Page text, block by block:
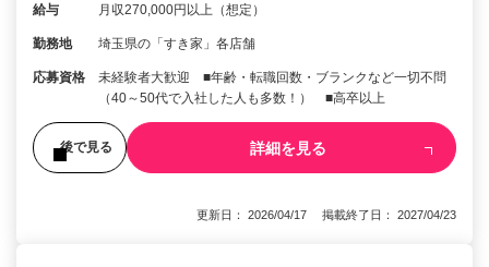
給与 月収270,000円以上（想定）
勤務地 埼玉県の「すき家」各店舗
応募資格
未経験者大歓迎 ■年齢・転職回数・ブランクなど一切不問
（40～50代で入社した人も多数！） ■高卒以上
後で見る 詳細を見る
更新日： 2026/04/17 掲載終了日： 2027/04/23